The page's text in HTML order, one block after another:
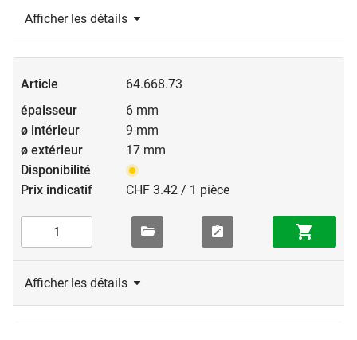
Afficher les détails
64.668.73
6 mm
9 mm
17 mm
CHF 3.42 / 1 pièce
Afficher les détails